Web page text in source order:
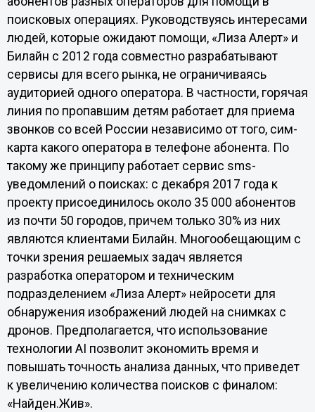
поисковых операциях. Руководствуясь интересами
людей, которые ожидают помощи, «Лиза Алерт» и
Билайн с 2012 года совместно разрабатывают
сервисы для всего рынка, не ограничиваясь
аудиторией одного оператора. В частности, горячая
линия по пропавшим детям работает для приема
звонков со всей России независимо от того, сим-
карта какого оператора в телефоне абонента. По
такому же принципу работает сервис sms-
уведомлений о поисках: с декабря 2017 года к
проекту присоединилось около 35 000 абонентов
из почти 50 городов, причем только 30% из них
являются клиентами Билайн. Многообещающим с
точки зрения решаемых задач является
разработка оператором и техническим
подразделением «Лиза Алерт» нейросети для
обнаружения изображений людей на снимках с
дронов. Предполагается, что использование
технологии AI позволит экономить время и
повышать точность анализа данных, что приведет
к увеличению количества поисков с финалом:
«Найден.Жив».